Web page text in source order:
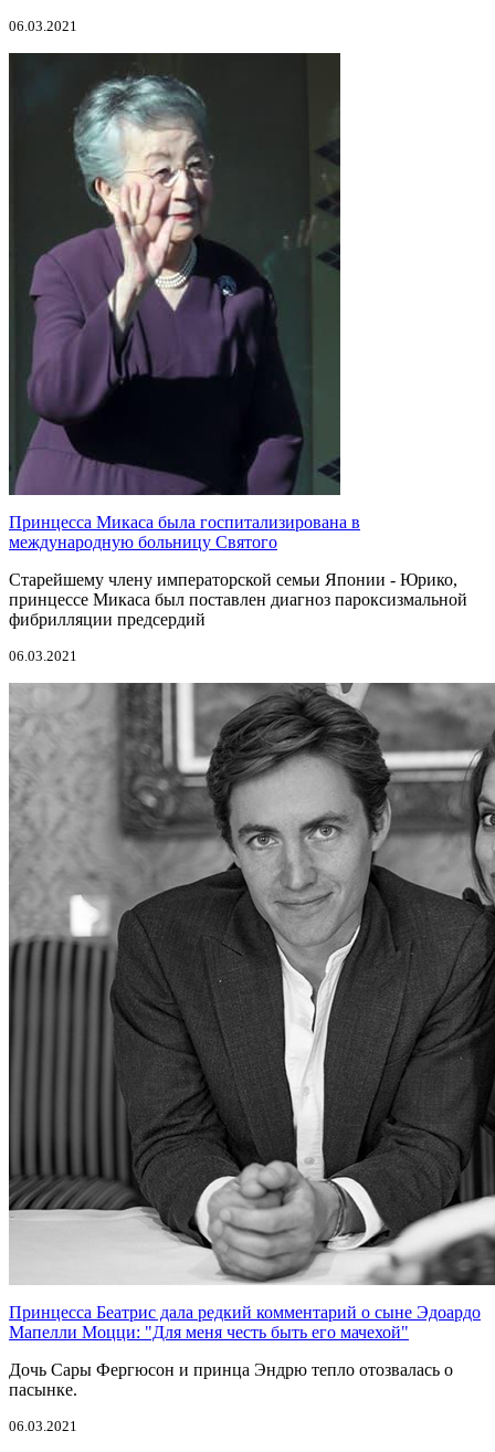
06.03.2021
Принцесса Микаса была госпитализирована в
международную больницу Святого
Старейшему члену императорской семьи Японии - Юрико,
принцессе Микаса был поставлен диагноз пароксизмальной
фибрилляции предсердий
06.03.2021
Принцесса Беатрис дала редкий комментарий о сыне Эдоардо
Мапелли Моцци: "Для меня честь быть его мачехой"
Дочь Сары Фергюсон и принца Эндрю тепло отозвалась о
пасынке.
06.03.2021